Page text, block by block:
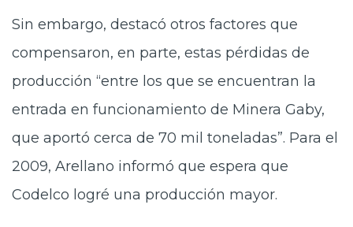
Sin embargo, destacó otros factores que
compensaron, en parte, estas pérdidas de
producción “entre los que se encuentran la
entrada en funcionamiento de Minera Gaby,
que aportó cerca de 70 mil toneladas”. Para el
2009, Arellano informó que espera que
Codelco logré una producción mayor.